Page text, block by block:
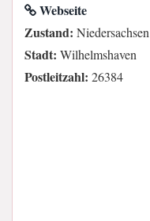
Webseite
Zustand: Niedersachsen
Stadt: Wilhelmshaven
Postleitzahl: 26384